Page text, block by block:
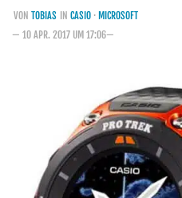
Kommende Smartwatches
Smartphonetarife
Datentarife
o2
VON TOBIAS IN CASIO · MICROSOFT
— 10 APR. 2017 UM 17:06—